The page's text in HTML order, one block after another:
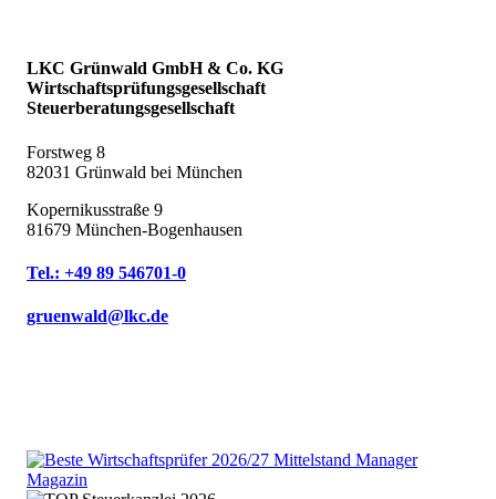
LKC Grünwald GmbH & Co. KG
Wirtschaftsprüfungsgesellschaft
Steuerberatungsgesellschaft
Forstweg 8
82031 Grünwald bei München
Kopernikusstraße 9
81679 München-Bogenhausen
Tel.: +49 89 546701-0
gruenwald@lkc.de